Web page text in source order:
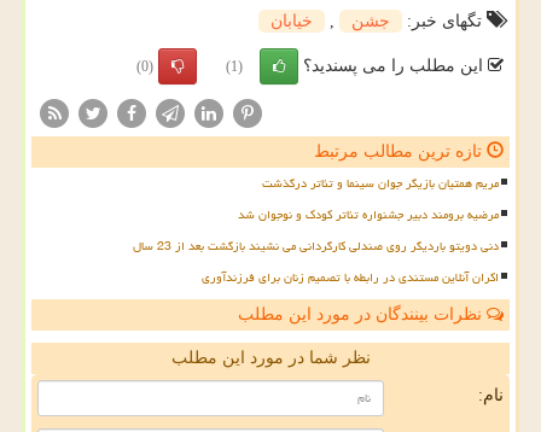
تگهای خبر:
جشن خیابان
این مطلب را می پسندید؟ (1)
(0)
تازه ترین مطالب مرتبط
مریم همتیان بازیگر جوان سینما و تئاتر درگذشت
مرضیه برومند دبیر جشنواره تئاتر کودک و نوجوان شد
دنی دویتو باردیگر روی صندلی کارگردانی می نشیند بازگشت بعد از 23 سال
اکران آنلاین مستندی در رابطه با تصمیم زنان برای فرزندآوری
نظرات بینندگان در مورد این مطلب
نظر شما در مورد این مطلب
نام: